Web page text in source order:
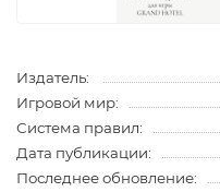
Издатель:
Игровой мир:
Система правил:
Дата публикации:
Последнее обновление: